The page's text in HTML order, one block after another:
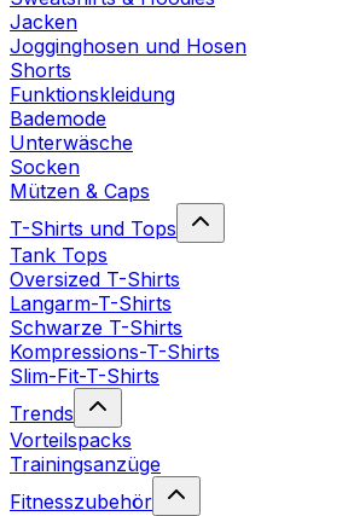
Jacken
Jogginghosen und Hosen
Shorts
Funktionskleidung
Bademode
Unterwäsche
Socken
Mützen & Caps
T-Shirts und Tops
Tank Tops
Oversized T-Shirts
Langarm-T-Shirts
Schwarze T-Shirts
Kompressions-T-Shirts
Slim-Fit-T-Shirts
Trends
Vorteilspacks
Trainingsanzüge
Fitnesszubehör